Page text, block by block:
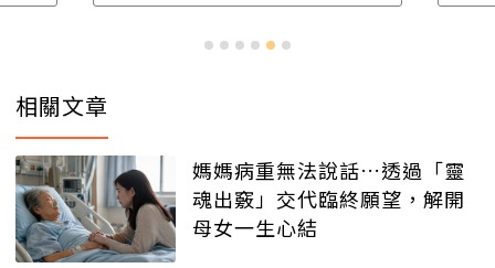
相關文章
媽媽病重無法說話…透過「靈
魂出竅」交代臨終願望，解開
母女一生心結